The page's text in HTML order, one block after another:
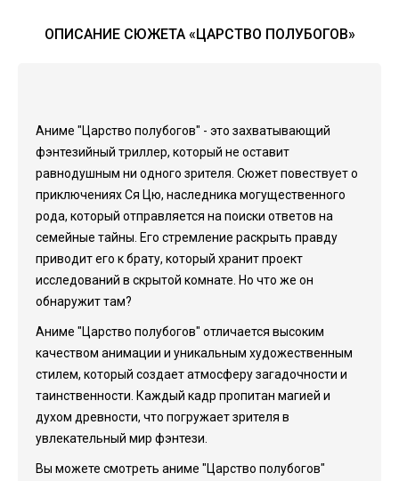
ОПИСАНИЕ СЮЖЕТА «ЦАРСТВО ПОЛУБОГОВ»
Аниме "Царство полубогов" - это захватывающий
фэнтезийный триллер, который не оставит
равнодушным ни одного зрителя. Сюжет повествует о
приключениях Ся Цю, наследника могущественного
рода, который отправляется на поиски ответов на
семейные тайны. Его стремление раскрыть правду
приводит его к брату, который хранит проект
исследований в скрытой комнате. Но что же он
обнаружит там?
Аниме "Царство полубогов" отличается высоким
качеством анимации и уникальным художественным
стилем, который создает атмосферу загадочности и
таинственности. Каждый кадр пропитан магией и
духом древности, что погружает зрителя в
увлекательный мир фэнтези.
Вы можете смотреть аниме "Царство полубогов"